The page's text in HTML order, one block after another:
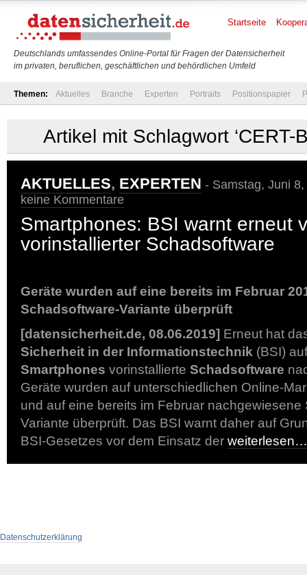
Deutschlands umfassendes Online-Portal für Fragen der Datensicherheit
im privaten, beruflichen, geschäftlichen und behördlichen Umfeld
Startseite
Themen: Aktuelles Branche Experten Portraits Positionspapier
Artikel mit Schlagwort ‘CERT-
AKTUELLES, EXPERTEN - Samstag, Juni
keine Kommentare
Smartphones: BSI warnt erneut
vorinstallierter Schadsoftware
Geräte wurden auf eine bereits im Februar
Schadsoftware-Variante überprüft
[datensicherheit.de, 08.06.2019] Erneut hat
Sicherheit in der Informationstechnik (BSI)
Smartphones vorinstallierte Schadsoftware
Geräte wurden auf unterschiedlichen Online-
und auf eine bereits im Februar nachgewiesene
Variante überprüft. Das BSI warnt daher auf
BSI-Gesetzes vor dem Einsatz der weiterlesen…
Datenschutzerklärung